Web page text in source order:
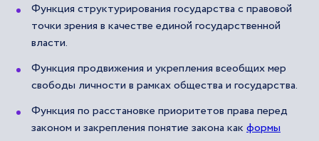
Функция структурирования государства с правовой
точки зрения в качестве единой государственной
власти.
Функция продвижения и укрепления всеобщих мер
свободы личности в рамках общества и государства.
Функция по расстановке приоритетов права перед
законом и закрепления понятие закона как формы